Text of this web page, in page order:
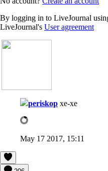
By logging in to LiveJournal
LiveJournal's User agreement
periskop хе-хе
May 17 2017, 15:11